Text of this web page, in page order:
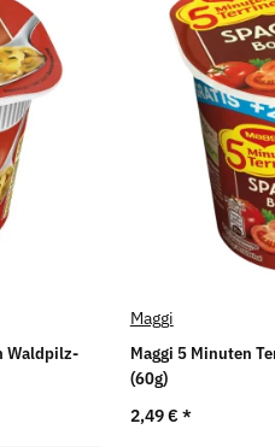
Waldpilz-
Maggi
Maggi 5 Minuten
(60g)
2,49 € *